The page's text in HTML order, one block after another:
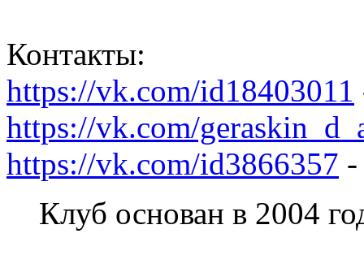
Контакты:
https://vk.com/id18403011
https://vk.com/
https://vk.com/id3866357 -
Клуб основан в 2004